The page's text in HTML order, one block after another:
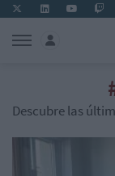
Descubre las